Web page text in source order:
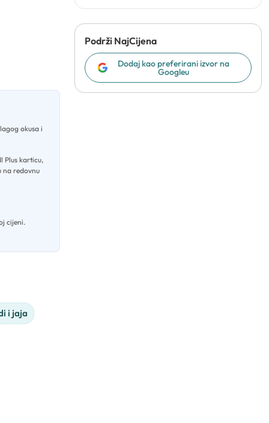
okusa i
Plus karticu,
na redovnu
cijeni.
i jaja
Podrži NajCijena
Dodaj kao preferirani izvor na
Googleu